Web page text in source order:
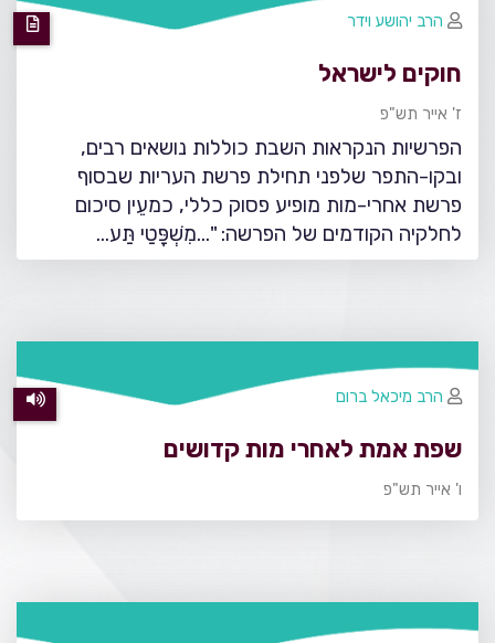
חוקים לישראל
ז' אייר תש"פ
הפרשיות הנקראות השבת כוללות נושאים רבים,
ובקו-התפר שלפני תחילת פרשת העריות שבסוף
פרשת אחרי-מות מופיע פסוק כללי, כמעֵין סיכום
לחלקיה הקודמים של הפרשה: "...מִשְׁפָּטַי תַּע…
הרב יהושע וידר
שפת אמת לאחרי מות קדושים
ו' אייר תש"פ
הרב מיכאל ברום